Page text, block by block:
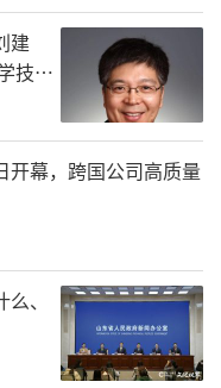
运河（会通河）
处，元至元二十
里。临清元运河
原生态河道。沿
带，点缀性布置
建
技术
开幕，跨国公司高质量
、